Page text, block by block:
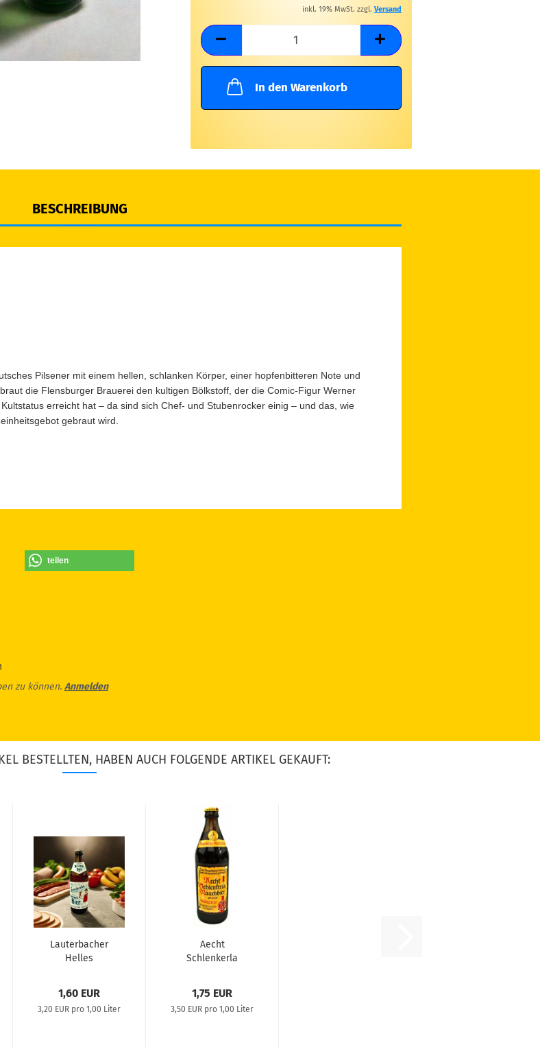
inkl. 19% MwSt. zzgl. Versand
In den Warenkorb
BESCHREIBUNG
Pilsener mit einem hellen, schlanken Körper, einer hopfenbitteren Note und
die Flensburger Brauerei den kultigen Bölkstoff, der die Comic-Figur Werner
erreicht hat – da sind sich Chef- und Stubenrocker einig – und das, wie
gebraut wird.
teilen
zu können. Anmelden
BESTELLTEN, HABEN AUCH FOLGENDE ARTIKEL GEKAUFT:
Lauterbacher
Helles
1,60 EUR
3,20 EUR pro 1,00 Liter
Aecht
Schlenkerla
1,75 EUR
3,50 EUR pro 1,00 Liter